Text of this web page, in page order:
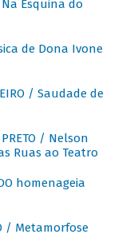
Na Esquina do
de Dona Ivone
/ Saudade de
PRETO / Nelson
Ruas ao Teatro
homenageia
/ Metamorfose